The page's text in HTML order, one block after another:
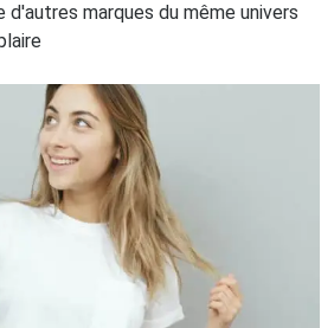
d'autres marques du même univers